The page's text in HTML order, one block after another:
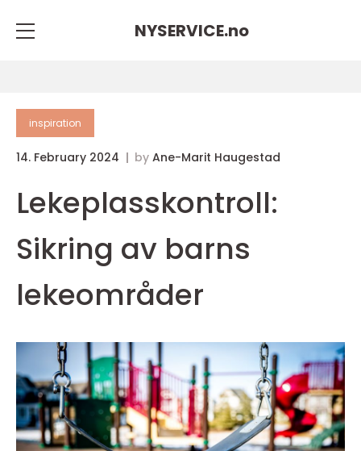
NYSERVICE.no
inspiration
14. February 2024 by Ane-Marit Haugestad
Lekeplasskontroll:
Sikring av barns
lekeområder